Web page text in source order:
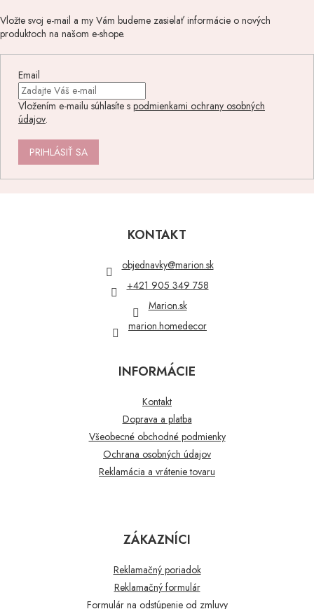
Vložte svoj e-mail a my Vám budeme zasielať informácie o nových
produktoch na našom e-shope.
Email
Vložením e-mailu súhlasíte s podmienkami ochrany osobných
údajov.
PRIHLÁSIŤ SA
KONTAKT
objednavky@marion.sk
+421 905 349 758
Marion.sk
marion.homedecor
INFORMÁCIE
Kontakt
Doprava a platba
Všeobecné obchodné podmienky
Ochrana osobných údajov
Reklamácia a vrátenie tovaru
ZÁKAZNÍCI
Reklamačný poriadok
Reklamačný formulár
Formulár na odstúpenie od zmluvy